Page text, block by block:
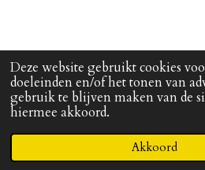
Deze website gebruikt cookies
doeleinden en/of het tonen van
gebruik te blijven maken van de
hiermee akkoord.
Akkoord
Telefoonnummer